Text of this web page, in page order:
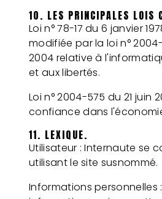
10. LES PRINCIPALES LOIS
Loi n° 78-17 du 6 janvier
modifiée par la loi n°
2004 relative à
et aux libertés.
Loi n° 2004-575 du 21 juin
confiance dans
11. LEXIQUE.
Utilisateur : Internaute se
utilisant le site susnommé.
Informations personnelles :